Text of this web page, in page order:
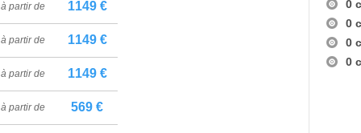
à partir de 1149 €
à partir de 1149 €
à partir de 1149 €
à partir de 569 €
0
0
0
0